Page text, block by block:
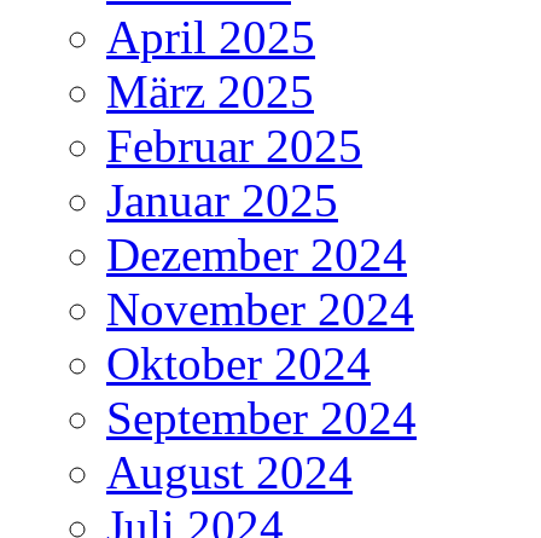
April 2025
März 2025
Februar 2025
Januar 2025
Dezember 2024
November 2024
Oktober 2024
September 2024
August 2024
Juli 2024